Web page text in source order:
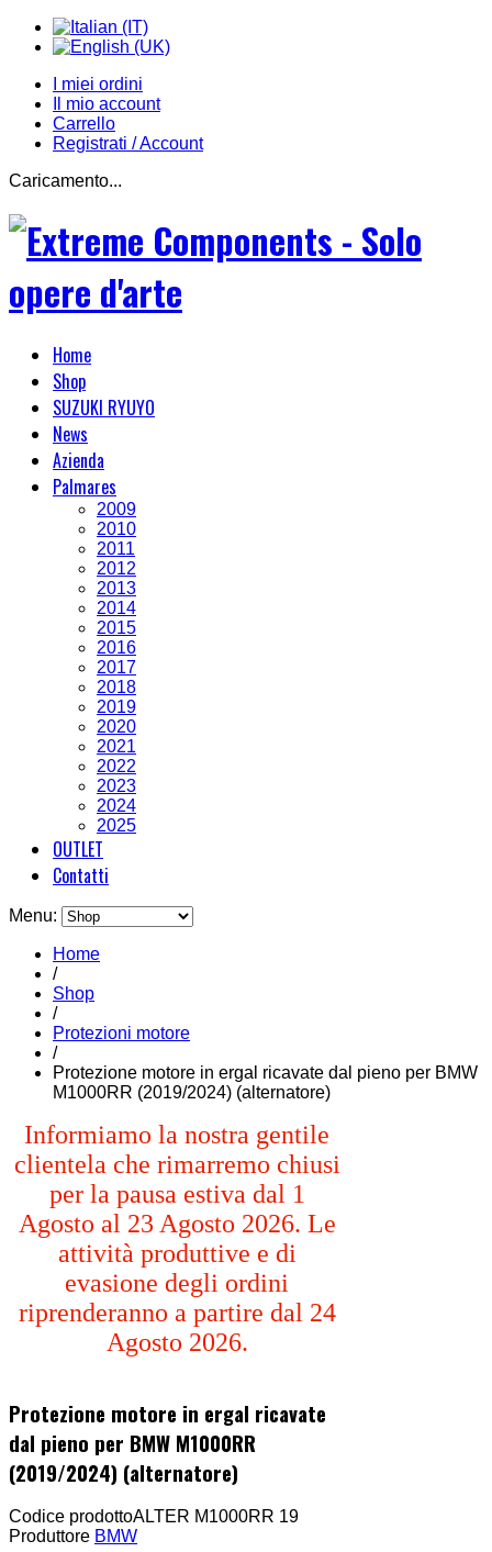
I miei ordini
Il mio account
Carrello
Registrati / Account
Caricamento...
Home
Shop
SUZUKI RYUYO
News
Azienda
Palmares
2009
2010
2011
2012
2013
2014
2015
2016
2017
2018
2019
2020
2021
2022
2023
2024
2025
OUTLET
Contatti
Menu:
Home
/
Shop
/
Protezioni motore
/
Protezione motore in ergal ricavate dal pieno per BMW
M1000RR (2019/2024) (alternatore)
Informiamo la nostra gentile
clientela che rimarremo chiusi
per la pausa estiva dal 1
Agosto al 23 Agosto 2026. Le
attività produttive e di
evasione degli ordini
riprenderanno a partire dal 24
Agosto 2026.
Protezione motore in ergal ricavate
dal pieno per BMW M1000RR
(2019/2024) (alternatore)
Codice prodottoALTER M1000RR 19
Produttore BMW